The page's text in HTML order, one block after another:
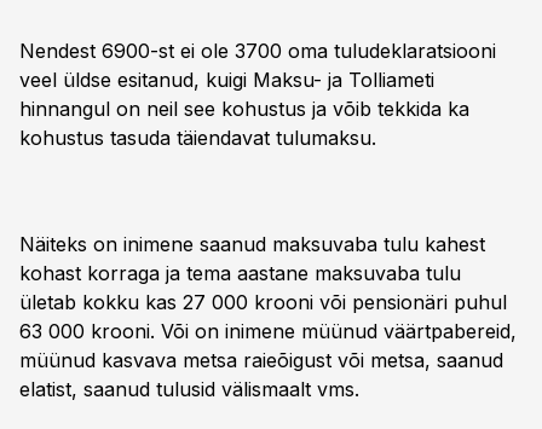
Nendest 6900-st ei ole 3700 oma tuludeklaratsiooni
veel üldse esitanud, kuigi Maksu- ja Tolliameti
hinnangul on neil see kohustus ja võib tekkida ka
kohustus tasuda täiendavat tulumaksu.
Näiteks on inimene saanud maksuvaba tulu kahest
kohast korraga ja tema aastane maksuvaba tulu
ületab kokku kas 27 000 krooni või pensionäri puhul
63 000 krooni. Või on inimene müünud väärtpabereid,
müünud kasvava metsa raieõigust või metsa, saanud
elatist, saanud tulusid välismaalt vms.